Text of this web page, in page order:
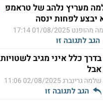
מעריץ נלהב של טראמפ
יבצע לפחות ינסה
מהופנט01/08/2025 17:14
הגב לתגובה זו
בדרך כלל איני מגיב לשטויות
אבל
שלמה גרינברג02/08/2025 11:06
הגב לתגובה זו